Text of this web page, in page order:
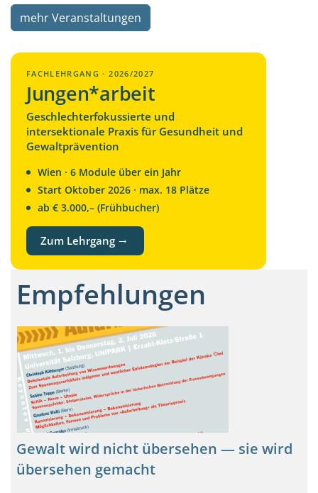
mehr Veranstaltungen
FACHLEHRGANG · 2026/2027
Jungen*arbeit
Geschlechterfokussierte und
intersektionale Praxis für Gesundheit und
Gewaltprävention
Wien · 6 Module über ein Jahr
Start Oktober 2026 · max. 18 Plätze
ab € 3.000,– (Frühbucher)
Zum Lehrgang →
Empfehlungen
Gewalt wird nicht übersehen — sie wird
übersehen gemacht